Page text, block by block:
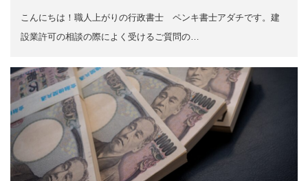
こんにちは！職人上がりの行政書士 ペンキ書士アダチです。建
設業許可の相談の際によく受けるご質問の…